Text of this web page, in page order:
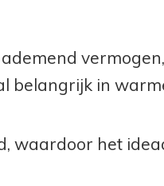
belangrijk in
waardoor het